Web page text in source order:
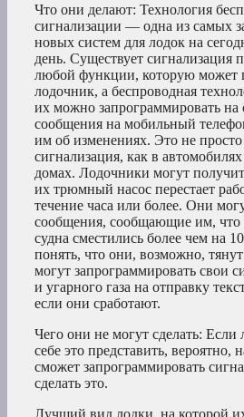
Что они делают: Технология
сигнализации — одна из самых
новых систем для лодок на
день. Существует сигнализация
любой функции, которую может
лодочник, а беспроводная
их можно запрограммировать на
сообщения на мобильный
им об изменениях. Это не
сигнализация, как в
домах. Лодочники могут
их трюмный насос перестает
течение часа или более. Они
сообщения, сообщающие им, что
судна сместились более чем на
понять, что они, возможно,
могут запрограммировать свои
и угарного газа на отправку
если они сработают.
Чего они не могут сделать:
себе это представить, вероятно,
сможет запрограммировать
сделать это.
Лучший вид лодки, на которой